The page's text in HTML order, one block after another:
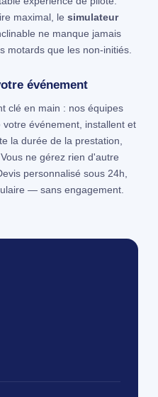
maximal, le simulateur
ne manque jamais
motards que les non-initiés.
événement
clé en main : nos équipes
événement, installent et
la durée de la prestation,
ne gérez rien d'autre
personnalisé sous 24h,
— sans engagement.